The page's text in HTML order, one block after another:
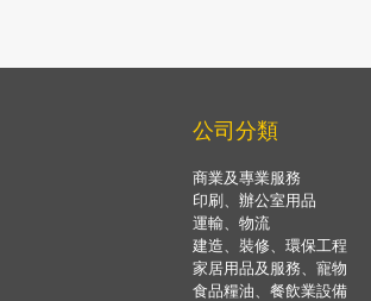
公司分類
商業及專業服務
印刷、辦公室用品
運輸、物流
建造、裝修、環保工程
家居用品及服務、寵物
食品糧油、餐飲業設備